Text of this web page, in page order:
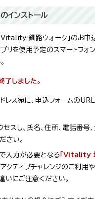
インストール
Vitality 釧路ウォーク」のお申
リを使用予定のスマートフォ
しました。
レス宛に、申込フォームの
セスし、氏名、住所、電話番号
さい。
入力が必要となる「Vitality
アクティブチャレンジのご利用
いにご注意ください。